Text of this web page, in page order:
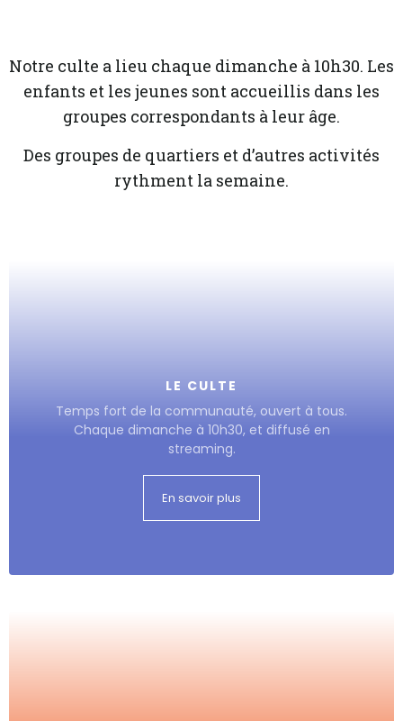
Notre culte a lieu chaque dimanche à 10h30. Les
enfants et les jeunes sont accueillis dans les
groupes correspondants à leur âge.
Des groupes de quartiers et d’autres activités
rythment la semaine.
LE CULTE
Temps fort de la communauté, ouvert à tous.
Chaque dimanche à 10h30, et diffusé en
streaming.
En savoir plus